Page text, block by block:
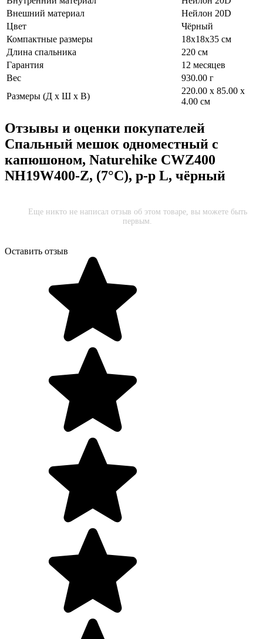
Внешний материал
Нейлон 20D
Цвет
Чёрный
Компактные размеры
18x18x35 см
Длина спальника
220 см
Гарантия
12 месяцев
Вес
930.00 г
Размеры (Д х Ш х В)
220.00 x 85.00 x
4.00 см
Отзывы и оценки покупателей
Спальный мешок одноместный с
капюшоном, Naturehike CWZ400
NH19W400-Z, (7°C), p-р L, чёрный
Еще никто не написал отзыв об этом товаре, вы можете быть
первым.
Оставить отзыв